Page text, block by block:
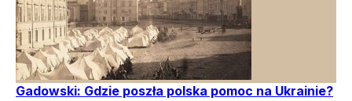
Gadowski: Gdzie poszła polska pomoc na Ukrainie?